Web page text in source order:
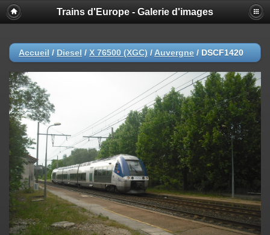
Trains d'Europe - Galerie d'images
Accueil / Diesel / X 76500 (XGC) / Auvergne / DSCF1420